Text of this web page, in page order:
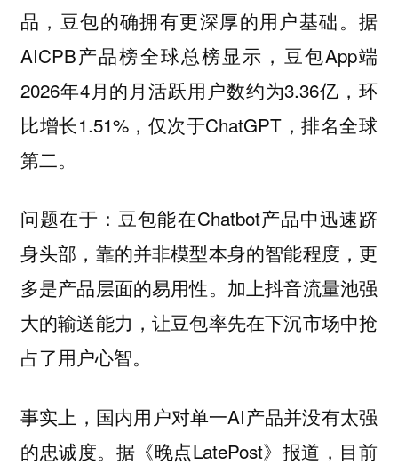
品，豆包的确拥有更深厚的用户基础。据
AICPB产品榜全球总榜显示，豆包App端
2026年4月的月活跃用户数约为3.36亿，环
比增长1.51%，仅次于ChatGPT，排名全球
第二。
问题在于：豆包能在Chatbot产品中迅速跻
身头部，靠的并非模型本身的智能程度，更
多是产品层面的易用性。加上抖音流量池强
大的输送能力，让豆包率先在下沉市场中抢
占了用户心智。
事实上，国内用户对单一AI产品并没有太强
的忠诚度。据《晚点LatePost》报道，目前